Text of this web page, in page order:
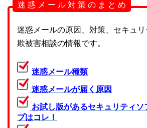
迷 惑 メ ー ル 対 策 の ま と め
迷惑メールの原因、対策、セキュ
欺被害相談の情報です。
迷惑メール種類
迷惑メールが届く原因
お試し版があるセキュリティソ
プはコレ！